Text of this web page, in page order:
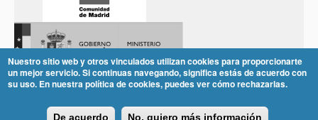
Nuestro sitio web y otros vinculados utilizan cookies para proporcionarte
un mejor servicio. Si continuas navegando, significa estás de acuerdo con
su uso. En nuestra política de cookies, puedes ver cómo rechazarlas.
De acuerdo No, quiero más información